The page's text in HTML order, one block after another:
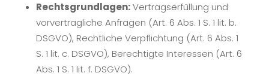
Rechtsgrundlagen:Vertragserfüllung und
vorvertragliche Anfragen (Art. 6 Abs. 1 S. 1 lit. b.
DSGVO), Rechtliche Verpflichtung (Art. 6 Abs. 1
S. 1 lit. c. DSGVO), Berechtigte Interessen (Art. 6
Abs. 1 S. 1 lit. f. DSGVO).